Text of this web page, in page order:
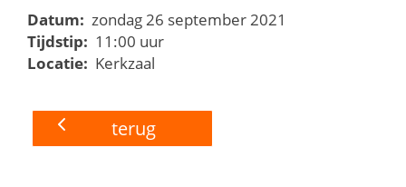
Datum: zondag 26 september 2021
Tijdstip: 11:00 uur
Locatie: Kerkzaal
terug